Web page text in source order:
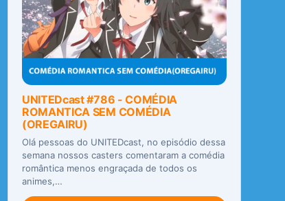
UNITEDcast #786 - COMÉDIA
ROMANTICA SEM COMÉDIA
(OREGAIRU)
Olá pessoas do UNITEDcast, no episódio dessa
semana nossos casters comentaram a comédia
romântica menos engraçada de todos os
animes,…